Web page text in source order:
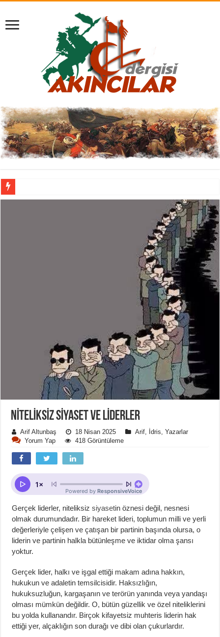
NITELIKSIZ SIYASET VE LIDERLER
Arif Altunbaş 18 Nisan 2025 Arif, İdris,Yazarlar
Yorum Yap
418 Görüntüleme
Gerçek liderler, niteliksizsiyasetin öznesi değil, nesnesi
olmak durumundadır. Bir hareket lideri, toplumun milli ve yerli
değerleriyle çelişen ve çatışan bir partinin başında olursa, o
liderin ve partinin halkla bütünleşme ve iktidar olma şansı
yoktur.
Gerçek lider, halkı ve işgal ettiği makam adına hakkın,
hukukun ve adaletin temsilcisidir. Haksızlığın,
hukuksuzluğun, kargaşanın ve terörün yanında veya yandaşı
olması mümkün değildir. O, bütün güzellik ve özel niteliklerini
bu yolda kullanandır. Birçok kifayetsiz muhteris liderin hak
ettiği yer, alçaklığın son durağı ve dibi olan çukurlardır.